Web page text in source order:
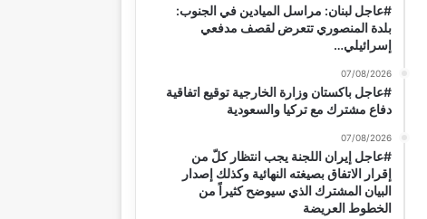
#عاجل لبنان: مراسل الميادين في الجنوب:
بلدة المنصوري تتعرض لقصف مدفعي
إسرائيلي…
07/08/2026
#عاجل باكستان وزارة الخارجية توقيع اتفاقية
دفاع مشترك مع تركيا والسعودية
07/08/2026
#عاجل إيران اللجنة يجب انتظار كلّ من
إقرار الاتفاق بصيغته النهائية وكذلك إصدار
البيان المشترك الذي سيوضح كثيراً من
الخطوط العريضة